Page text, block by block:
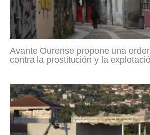
Avante Ourense propone una
contra la prostitución y la